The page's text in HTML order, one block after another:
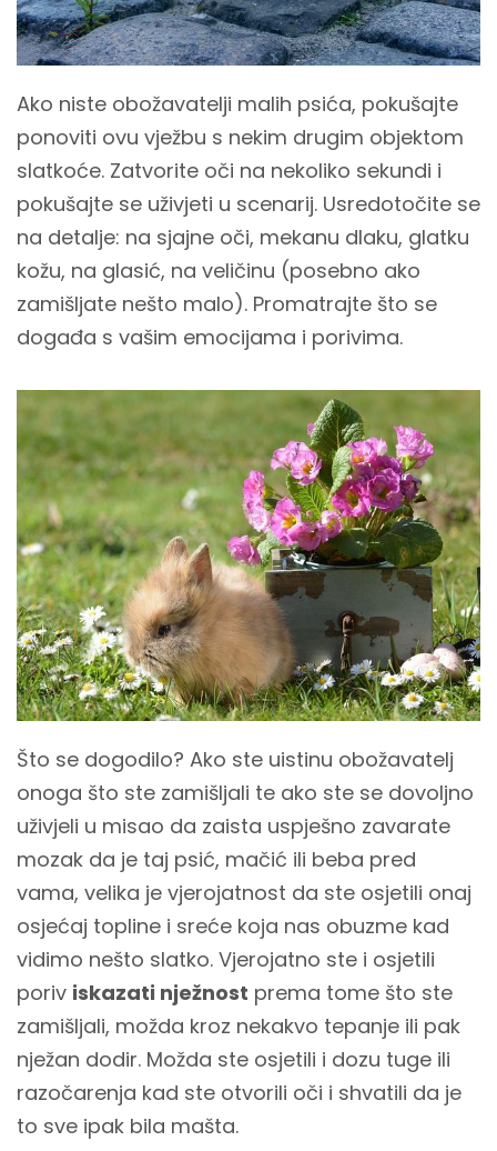
Ako niste obožavatelji malih psića, pokušajte
ponoviti ovu vježbu s nekim drugim objektom
slatkoće. Zatvorite oči na nekoliko sekundi i
pokušajte se uživjeti u scenarij. Usredotočite se
na detalje: na sjajne oči, mekanu dlaku, glatku
kožu, na glasić, na veličinu (posebno ako
zamišljate nešto malo). Promatrajte što se
događa s vašim emocijama i porivima.
Što se dogodilo? Ako ste uistinu obožavatelj
onoga što ste zamišljali te ako ste se dovoljno
uživjeli u misao da zaista uspješno zavarate
mozak da je taj psić, mačić ili beba pred
vama, velika je vjerojatnost da ste osjetili onaj
osjećaj topline i sreće koja nas obuzme kad
vidimo nešto slatko. Vjerojatno ste i osjetili
poriv iskazati nježnost prema tome što ste
zamišljali, možda kroz nekakvo tepanje ili pak
nježan dodir. Možda ste osjetili i dozu tuge ili
razočarenja kad ste otvorili oči i shvatili da je
to sve ipak bila mašta.